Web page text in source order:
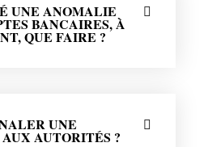
UNE ANOMALIE
BANCAIRES, À
QUE FAIRE ?
UNE
AUTORITÉS ?